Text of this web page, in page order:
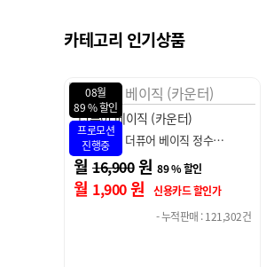
카테고리 인기상품
08월
75 % 할인
프로모션
진행중
더슬림 마이핏 (냉온정)
현대 큐밍 더슬림 마이핏 정수…
월 19,900 원 75 % 할인
월 4,900원
신용카드 할인가
- 누적판매 : 91,571건